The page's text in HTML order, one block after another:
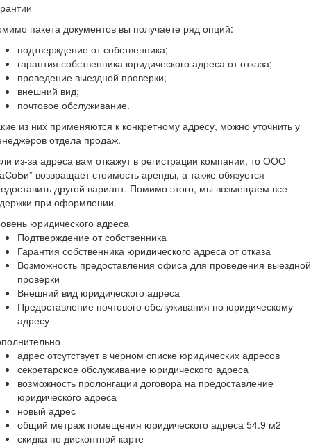
пакета документов вы получаете ряд опций:
подтверждение от собственника;
гарантия собственника юридического адреса от отказа;
проведение выездной проверки;
внешний вид;
почтовое обслуживание.
из них применяются к конкретному адресу, можно уточнить у
отдела продаж.
из-за адреса вам откажут в регистрации компании, то ООО
возвращает стоимость аренды, а также обязуется
другой вариант. Помимо этого, мы возмещаем все
при оформлении.
юридического адреса
Подтверждение от собственника
Гарантия собственника юридического адреса от отказа
Возможность предоставления офиса для проведения выездной
проверки
Внешний вид юридического адреса
Предоставление почтового обслуживания по юридическому
адресу
адрес отсутствует в черном списке юридических адресов
секретарское обслуживание юридического адреса
возможность пролонгации договора на предоставление
юридического адреса
новый адрес
общий метраж помещения юридического адреса 54.9 м2
скидка по дисконтной карте